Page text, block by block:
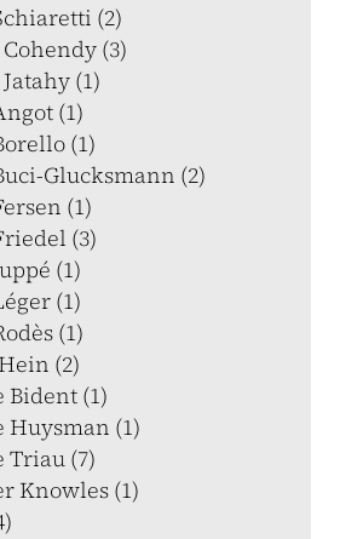
(2)
(3)
(1)
(1)
(1)
Glucksmann (2)
(1)
(3)
(1)
(1)
(1)
(2)
Bident (1)
Huysman (1)
Triau (7)
Knowles (1)